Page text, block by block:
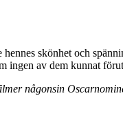
skönhet och
ingen av dem kunnat
någonsin